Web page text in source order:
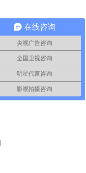
在线咨询
央视广告咨询
全国卫视咨询
明星代言咨询
影视拍摄咨询